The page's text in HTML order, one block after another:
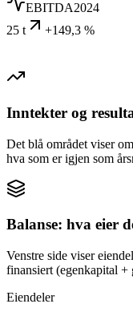
EBITDA2024
25 t
+149,3 %
Inntekter og
Det blå området viser
hva som er igjen som
Balanse: hva eier
Venstre side viser
finansiert (egenkapital +
Eiendeler